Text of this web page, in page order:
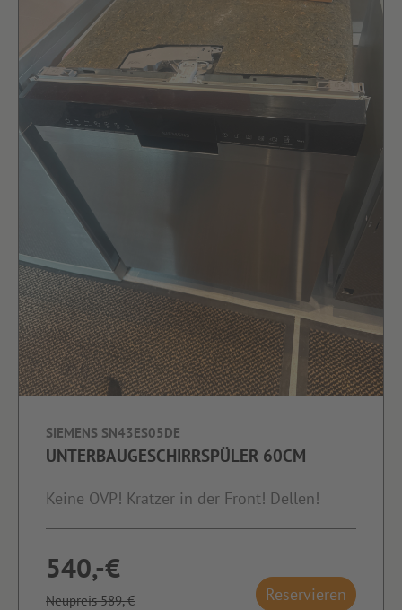
SIEMENS SN43ES05DE
UNTERBAUGESCHIRRSPÜLER 60CM
Keine OVP! Kratzer in der Front! Dellen!
540,-€
Neupreis 589,-€ Reservieren